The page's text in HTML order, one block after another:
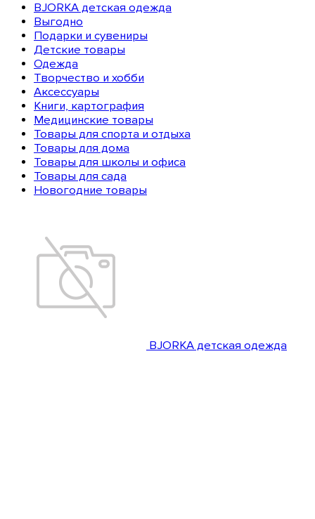
BJORKA детская одежда
Выгодно
Подарки и сувениры
Детские товары
Одежда
Творчество и хобби
Аксессуары
Книги, картография
Медицинские товары
Товары для спорта и отдыха
Товары для дома
Товары для школы и офиса
Товары для сада
Новогодние товары
BJORKA детская одежда